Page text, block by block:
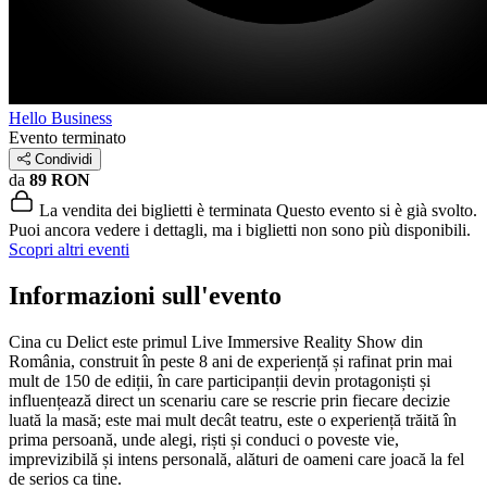
Hello Business
Evento terminato
Condividi
da 89 RON
La vendita dei biglietti è terminata Questo evento si è già svolto.
Puoi ancora vedere i dettagli, ma i biglietti non sono più disponibili.
Scopri altri eventi
Informazioni sull'evento
Cina cu Delict este primul Live Immersive Reality Show din
România, construit în peste 8 ani de experiență și rafinat prin mai
mult de 150 de ediții, în care participanții devin protagoniști și
influențează direct un scenariu care se rescrie prin fiecare decizie
luată la masă; este mai mult decât teatru, este o experiență trăită în
prima persoană, unde alegi, riști și conduci o poveste vie,
imprevizibilă și intens personală, alături de oameni care joacă la fel
de serios ca tine.